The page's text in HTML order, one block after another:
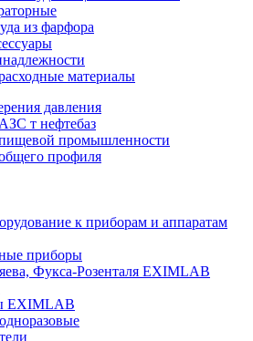
из фарфора
материалы
давления
т нефтебаз
промышленности
профиля
к приборам и аппаратам
приборы
Фукса-Розенталя EXIMLAB
EXIMLAB